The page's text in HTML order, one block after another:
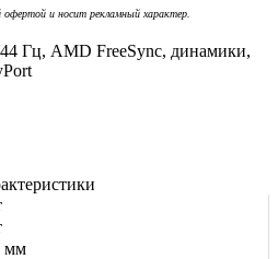
офертой и носит рекламный характер.
Гц, AMD FreeSync, динамики,
мм